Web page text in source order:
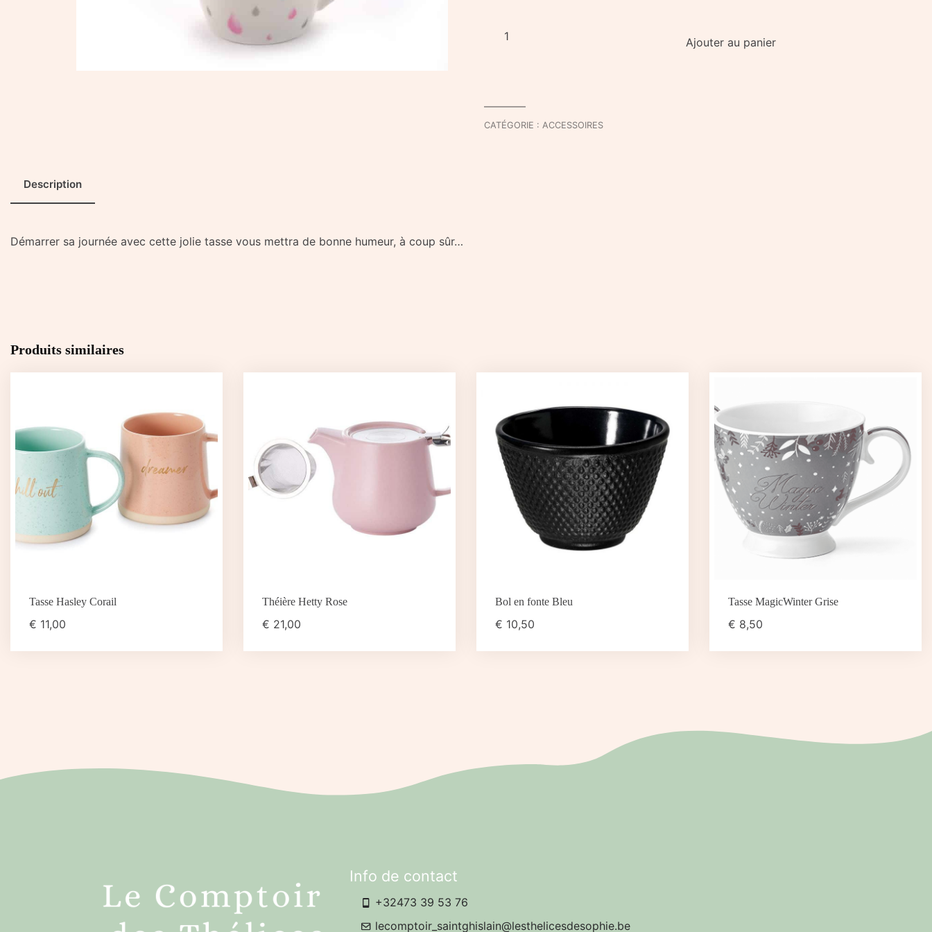
quantité
Ajouter au panier
CATÉGORIE : ACCESSOIRES
Description
Démarrer sa journée avec cette jolie tasse vous mettra de bonne humeur, à coup sûr…
Produits similaires
Tasse Hasley Corail
€ 11,00
Théière Hetty Rose
€ 21,00
Bol en fonte Bleu
€ 10,50
Tasse MagicWinter Grise
€ 8,50
Info de contact
+32473 39 53 76
lecomptoir_saintghislain@lesthelicesdesophie.be